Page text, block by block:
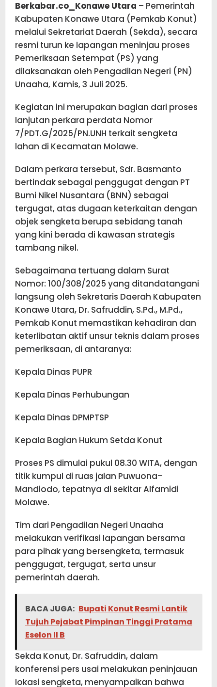
Berkabar.co_Konawe Utara – Pemerintah
Kabupaten Konawe Utara (Pemkab Konut)
melalui Sekretariat Daerah (Sekda), secara
resmi turun ke lapangan meninjau proses
Pemeriksaan Setempat (PS) yang
dilaksanakan oleh Pengadilan Negeri (PN)
Unaaha, Kamis, 3 Juli 2025.
Kegiatan ini merupakan bagian dari proses
lanjutan perkara perdata Nomor
7/PDT.G/2025/PN.UNH terkait sengketa
lahan di Kecamatan Molawe.
Dalam perkara tersebut, Sdr. Basmanto
bertindak sebagai penggugat dengan PT
Bumi Nikel Nusantara (BNN) sebagai
tergugat, atas dugaan keterkaitan dengan
objek sengketa berupa sebidang tanah
yang kini berada di kawasan strategis
tambang nikel.
Sebagaimana tertuang dalam Surat
Nomor: 100/308/2025 yang ditandatangani
langsung oleh Sekretaris Daerah Kabupaten
Konawe Utara, Dr. Safruddin, S.Pd., M.Pd.,
Pemkab Konut memastikan kehadiran dan
keterlibatan aktif unsur teknis dalam proses
pemeriksaan, di antaranya:
Kepala Dinas PUPR
Kepala Dinas Perhubungan
Kepala Dinas DPMPTSP
Kepala Bagian Hukum Setda Konut
Proses PS dimulai pukul 08.30 WITA, dengan
titik kumpul di ruas jalan Puwuona–
Mandiodo, tepatnya di sekitar Alfamidi
Molawe.
Tim dari Pengadilan Negeri Unaaha
melakukan verifikasi lapangan bersama
para pihak yang bersengketa, termasuk
penggugat, tergugat, serta unsur
pemerintah daerah.
BACA JUGA: Bupati Konut Resmi Lantik
Tujuh Pejabat Pimpinan Tinggi Pratama
Eselon II B
Sekda Konut, Dr. Safruddin, dalam
konferensi pers usai melakukan peninjauan
lokasi sengketa, menyampaikan bahwa